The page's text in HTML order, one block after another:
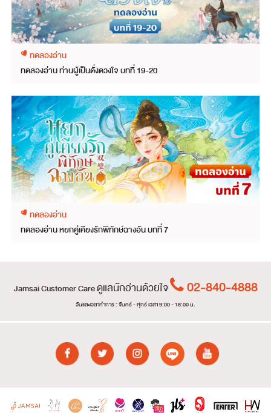
ทดลองอ่าน
ทดลองอ่าน ท่านผู้เป็นดั่งดวงใจ บทที่ 19-20
ทดลองอ่าน
ทดลองอ่าน หยกคู่เคียงรักพิทักษ์ฉางอัน บทที่ 7
Jamsai Customer Careดูแลนักอ่านด้วยใจ 02-840-4888
วันและเวลาทำการ : จันทร์ - ศุกร์ เวลา 9:00 - 18:00 น.